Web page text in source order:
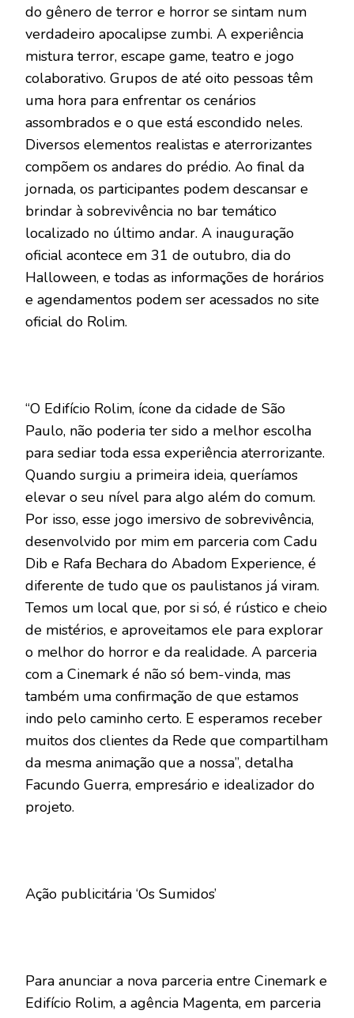
do gênero de terror e horror se sintam num
verdadeiro apocalipse zumbi. A experiência
mistura terror, escape game, teatro e jogo
colaborativo. Grupos de até oito pessoas têm
uma hora para enfrentar os cenários
assombrados e o que está escondido neles.
Diversos elementos realistas e aterrorizantes
compõem os andares do prédio. Ao final da
jornada, os participantes podem descansar e
brindar à sobrevivência no bar temático
localizado no último andar. A inauguração
oficial acontece em 31 de outubro, dia do
Halloween, e todas as informações de horários
e agendamentos podem ser acessados no site
oficial do Rolim.
“O Edifício Rolim, ícone da cidade de São
Paulo, não poderia ter sido a melhor escolha
para sediar toda essa experiência aterrorizante.
Quando surgiu a primeira ideia, queríamos
elevar o seu nível para algo além do comum.
Por isso, esse jogo imersivo de sobrevivência,
desenvolvido por mim em parceria com Cadu
Dib e Rafa Bechara do Abadom Experience, é
diferente de tudo que os paulistanos já viram.
Temos um local que, por si só, é rústico e cheio
de mistérios, e aproveitamos ele para explorar
o melhor do horror e da realidade. A parceria
com a Cinemark é não só bem-vinda, mas
também uma confirmação de que estamos
indo pelo caminho certo. E esperamos receber
muitos dos clientes da Rede que compartilham
da mesma animação que a nossa”, detalha
Facundo Guerra, empresário e idealizador do
projeto.
Ação publicitária ‘Os Sumidos’
Para anunciar a nova parceria entre Cinemark e
Edifício Rolim, a agência Magenta, em parceria